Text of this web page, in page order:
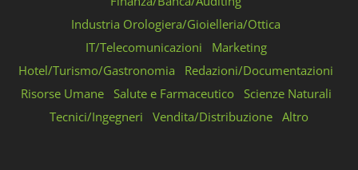
Industria Orologiera/Gioielleria/Ottica
IT/Telecomunicazioni
Marketing
Hotel/Turismo/Gastronomia
Redazioni/Documentazioni
Risorse Umane
Salute e Farmaceutico
Scienze Naturali
Tecnici/Ingegneri
Vendita/Distribuzione Altro